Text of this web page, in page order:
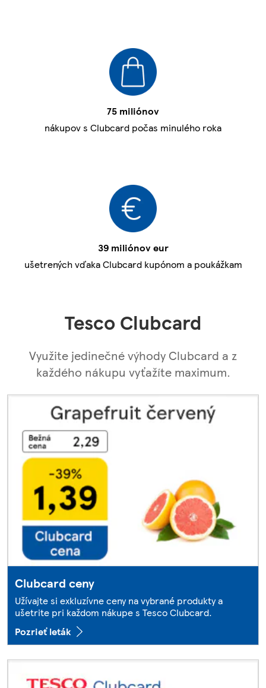
75 miliónov
nákupov s Clubcard počas minulého roka
39 miliónov eur
ušetrených vďaka Clubcard kupónom a poukážkam
Tesco Clubcard
Využite jedinečné výhody Clubcard a z
každého nákupu vyťažíte maximum.
Clubcard ceny
Užívajte si exkluzívne ceny na vybrané produkty a
ušetrite pri každom nákupe s Tesco Clubcard.
Pozrieť leták